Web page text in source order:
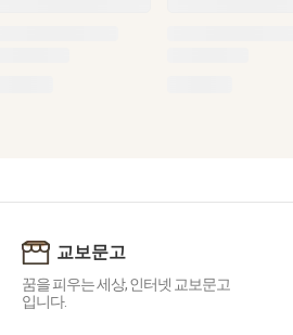
교보문고
꿈을 피우는 세상, 인터넷 교보문고
입니다.